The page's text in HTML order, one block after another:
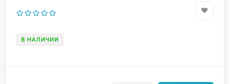
В НАЛИЧИИ